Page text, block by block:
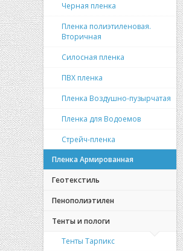
Черная пленка
Пленка полиэтиленовая.
Вторичная
Силосная пленка
ПВХ пленка
Пленка Воздушно-пузырчатая
Пленка для Водоемов
Стрейч-пленка
Пленка Армированная
Геотекстиль
Пенополиэтилен
Тенты и пологи
Тенты Тарпикс